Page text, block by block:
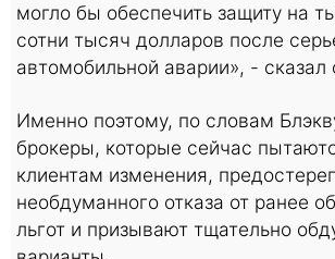
могло бы обеспечить защиту на
сотни тысяч долларов после
автомобильной аварии», - сказал
Именно поэтому, по словам
брокеры, которые сейчас
клиентам изменения,
необдуманного отказа от ранее
льгот и призывают тщательно